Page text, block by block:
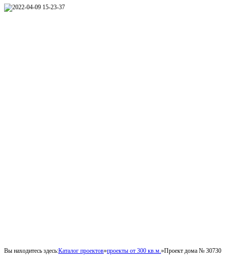
Вы находитесь здесь:Каталог проектов»проекты от 300 кв.м. »Проект дома № 30730